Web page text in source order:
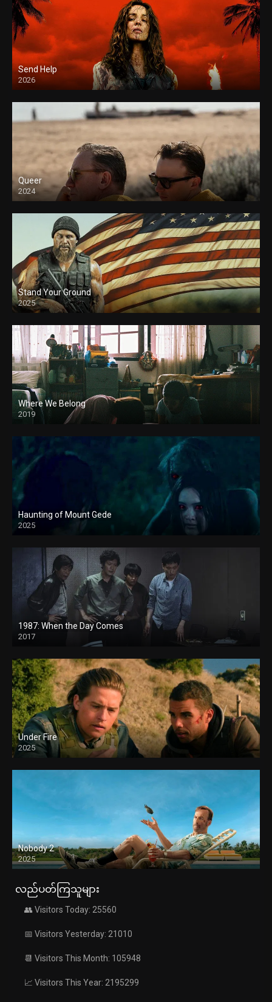
Send Help
2026
Queer
2024
Stand Your Ground
2025
Where We Belong
2019
Haunting of Mount Gede
2025
1987: When the Day Comes
2017
Under Fire
2025
Nobody 2
2025
လည်ပတ်ကြသူများ
👥 Visitors Today: 25560
📅 Visitors Yesterday: 21010
📆 Visitors This Month: 105948
📈 Visitors This Year: 2195299